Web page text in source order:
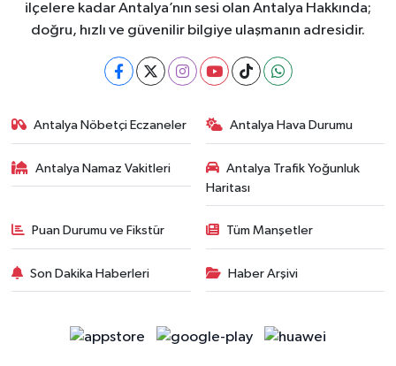
ilçelere kadar Antalya’nın sesi olan Antalya Hakkında;
doğru, hızlı ve güvenilir bilgiye ulaşmanın adresidir.
Antalya Nöbetçi Eczaneler Antalya Hava Durumu
Antalya Namaz Vakitleri
Antalya Trafik Yoğunluk
Haritası
Puan Durumu ve Fikstür Tüm Manşetler
Son Dakika Haberleri Haber Arşivi